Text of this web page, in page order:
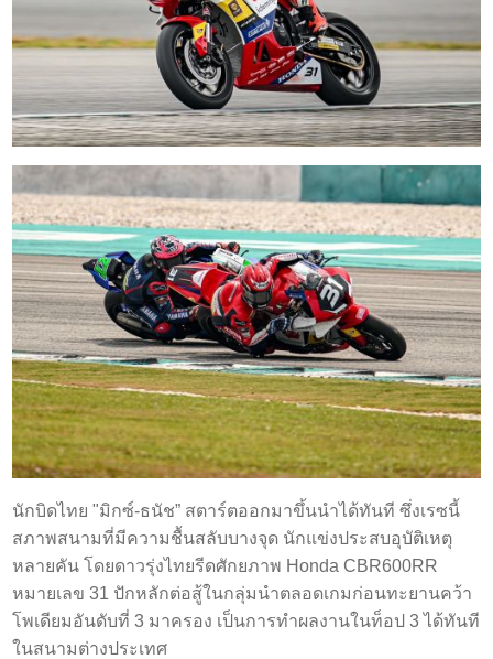
นักบิดไทย "มิกซ์-ธนัช” สตาร์ตออกมาขึ้นนำได้ทันที ซึ่งเรซนี้
สภาพสนามที่มีความชื้นสลับบางจุด นักแข่งประสบอุบัติเหตุ
หลายคัน โดยดาวรุ่งไทยรีดศักยภาพ Honda CBR600RR
หมายเลข 31 ปักหลักต่อสู้ในกลุ่มนำตลอดเกมก่อนทะยานคว้า
โพเดียมอันดับที่ 3 มาครอง เป็นการทำผลงานในท็อป 3 ได้ทันที
ในสนามต่างประเทศ